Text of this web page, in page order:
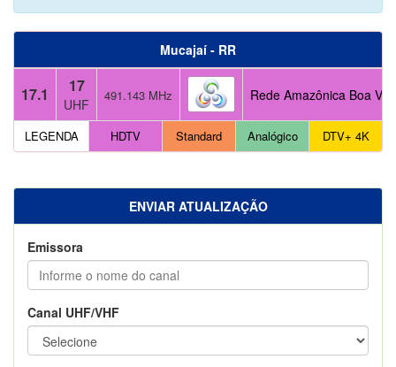
Mucajaí - RR
17.1 17
UHF
491.143 MHz Rede Amazônica Boa
LEGENDA HDTV Standard Analógico DTV+ 4K
ENVIAR ATUALIZAÇÃO
Emissora
Canal UHF/VHF